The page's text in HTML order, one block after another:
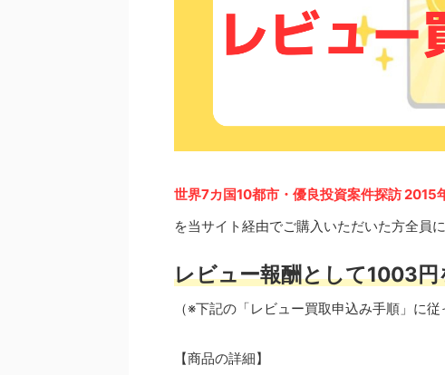
世界7カ国10都市・優良投資案件探訪 2015
を当サイト経由でご購入いただいた方全員に
レビュー報酬として1003
（※下記の「レビュー買取申込み手順」に従
【商品の詳細】